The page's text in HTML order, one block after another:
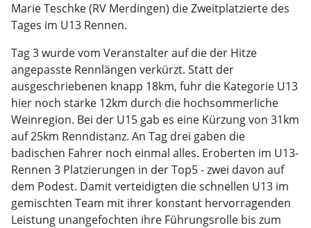
Marie Teschke (RV Merdingen) die Zweitplatzierte des
Tages im U13 Rennen.
Tag 3 wurde vom Veranstalter auf die der Hitze
angepasste Rennlängen verkürzt. Statt der
ausgeschriebenen knapp 18km, fuhr die Kategorie U13
hier noch starke 12km durch die hochsommerliche
Weinregion. Bei der U15 gab es eine Kürzung von 31km
auf 25km Renndistanz. An Tag drei gaben die
badischen Fahrer noch einmal alles. Eroberten im U13-
Rennen 3 Platzierungen in der Top5 - zwei davon auf
dem Podest. Damit verteidigten die schnellen U13 im
gemischten Team mit ihrer konstant hervorragenden
Leistung unangefochten ihre Führungsrolle bis zum